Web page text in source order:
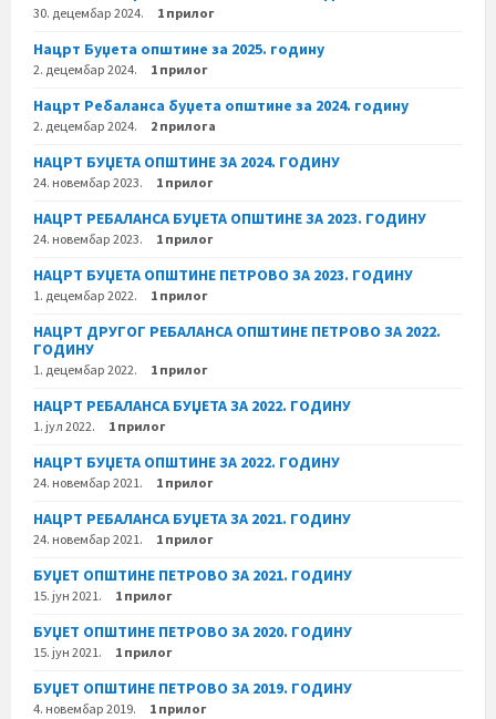
30. децембар 2024. 1 прилог
Нацрт Буџета општине за 2025. годину
2. децембар 2024. 1 прилог
Нацрт Ребаланса буџета општине за 2024. годину
2. децембар 2024. 2 прилога
НАЦРТ БУЏЕТА ОПШТИНЕ ЗА 2024. ГОДИНУ
24. новембар 2023. 1 прилог
НАЦРТ РЕБАЛАНСА БУЏЕТА ОПШТИНЕ ЗА 2023. ГОДИНУ
24. новембар 2023. 1 прилог
НАЦРТ БУЏЕТА ОПШТИНЕ ПЕТРОВО ЗА 2023. ГОДИНУ
1. децембар 2022. 1 прилог
НАЦРТ ДРУГОГ РЕБАЛАНСА ОПШТИНЕ ПЕТРОВО ЗА 2022.
ГОДИНУ
1. децембар 2022. 1 прилог
НАЦРТ РЕБАЛАНСА БУЏЕТА ЗА 2022. ГОДИНУ
1. јул 2022. 1 прилог
НАЦРТ БУЏЕТА ОПШТИНЕ ЗА 2022. ГОДИНУ
24. новембар 2021. 1 прилог
НАЦРТ РЕБАЛАНСА БУЏЕТА ЗА 2021. ГОДИНУ
24. новембар 2021. 1 прилог
БУЏЕТ ОПШТИНЕ ПЕТРОВО ЗА 2021. ГОДИНУ
15. јун 2021. 1 прилог
БУЏЕТ ОПШТИНЕ ПЕТРОВО ЗА 2020. ГОДИНУ
15. јун 2021. 1 прилог
БУЏЕТ ОПШТИНЕ ПЕТРОВО ЗА 2019. ГОДИНУ
4. новембар 2019. 1 прилог